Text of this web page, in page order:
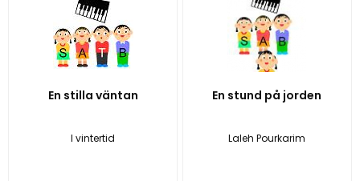
En stilla väntan
I vintertid
En stund på jorden
Laleh Pourkarim